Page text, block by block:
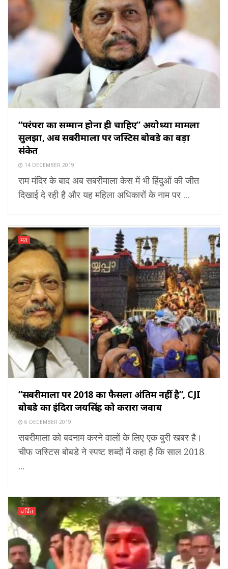
“परंपरा का सम्मान होना ही चाहिए” अयोध्या मामला
सुलझा, अब सबरीमाला पर जस्टिस बोबडे का बड़ा
संकेत
14 DECEMBER 2019
राम मंदिर के बाद अब सबरीमाला केस में भी हिंदुओं की जीत
दिखाई दे रही है और यह महिला अधिकारों के नाम पर ...
मत
”सबरीमाला पर 2018 का फैसला अंतिम नहीं है”, CJI
बोबडे का इंदिरा जयसिंह को करारा जवाब
6 DECEMBER 2019
सबरीमाला को बदनाम करने वालों के लिए एक बुरी खबर है।
चीफ जस्टिस बोबडे ने स्पष्ट शब्दों में कहा है कि साल 2018
...
चर्चित